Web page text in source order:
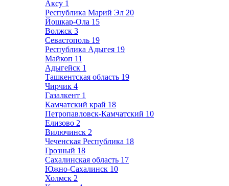
Аксу 1
Республика Марий Эл 20
Йошкар-Ола 15
Волжск 3
Севастополь 19
Республика Адыгея 19
Майкоп 11
Адыгейск 1
Ташкентская область 19
Чирчик 4
Газалкент 1
Камчатский край 18
Петропавловск-Камчатский 10
Елизово 2
Вилючинск 2
Чеченская Республика 18
Грозный 18
Сахалинская область 17
Южно-Сахалинск 10
Холмск 2